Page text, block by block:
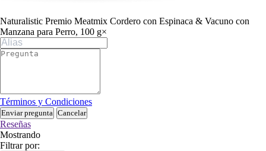
Naturalistic Premio Meatmix Cordero con Espinaca & Vacuno con
Manzana para Perro, 100 g×
Términos y Condiciones
Enviar pregunta Cancelar
Reseñas
Mostrando
Filtrar por: